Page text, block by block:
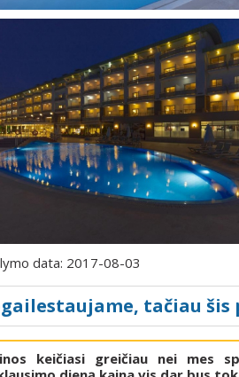
data: 2017-08-03
tačiau šis
keičiasi greičiau nei mes